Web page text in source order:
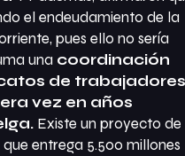
el endeudamiento de la
pues ello no sería
una coordinación
de trabajadores
vez en años
Existe un proyecto de
entrega 5.500 millones